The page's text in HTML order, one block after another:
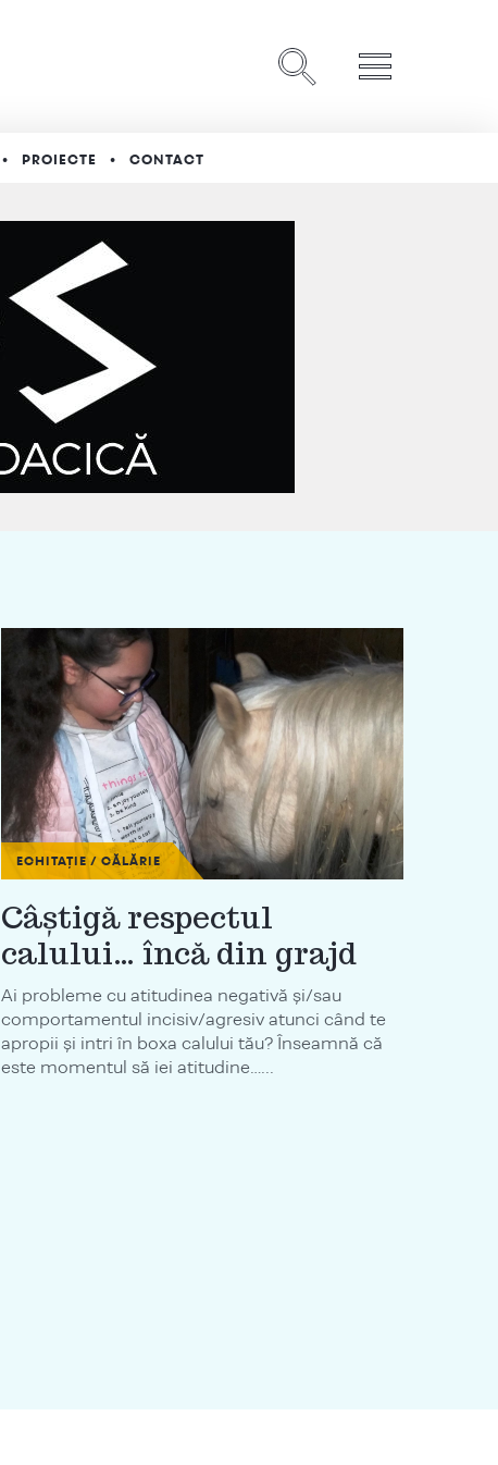
PROIECTE CONTACT
ECHITAȚIE / CĂLĂRIE
Câștigă respectul
calului… încă din grajd
Ai probleme cu atitudinea negativă și/sau
comportamentul incisiv/agresiv atunci când te
apropii și intri în boxa calului tău? Înseamnă că
este momentul să iei atitudine…...